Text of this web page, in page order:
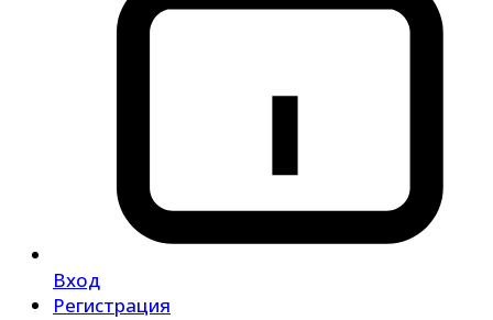
Вход
Регистрация